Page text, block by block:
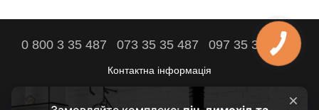
0 800 3 35 487 073 35 35 487 097 35 35 487
Контактна інформація
Повна версія сайту